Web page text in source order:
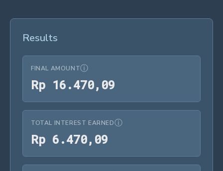
Results
FINAL AMOUNTⓘ
Rp 16.470, 09
TOTAL INTEREST EARNEDⓘ
Rp 6.470, 09